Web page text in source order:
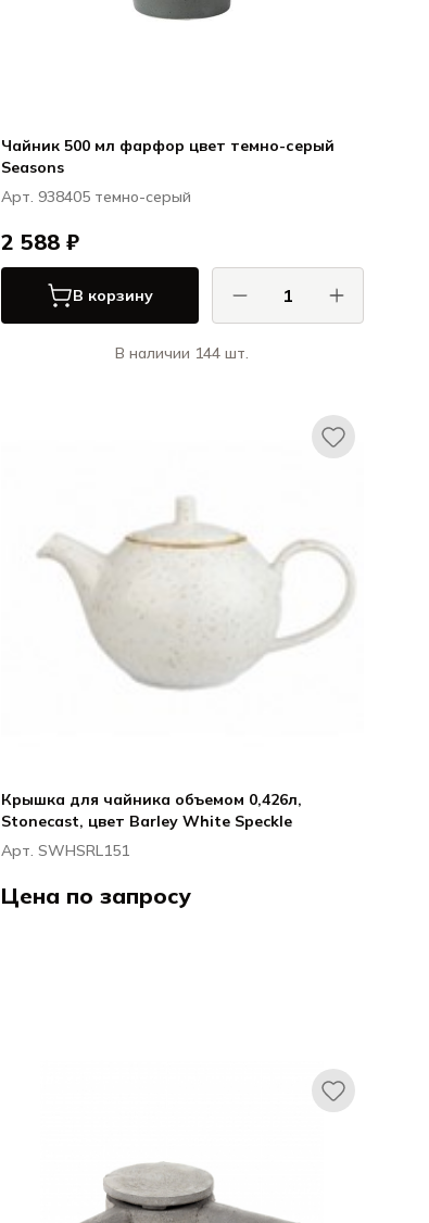
Чайник 500 мл фарфор цвет темно-серый
Seasons
Арт. 938405 темно-серый
2 588 ₽
В корзину
В наличии 144 шт.
Крышка для чайника объемом 0,426л,
Stonecast, цвет Barley White Speckle
Арт. SWHSRL151
Цена по запросу